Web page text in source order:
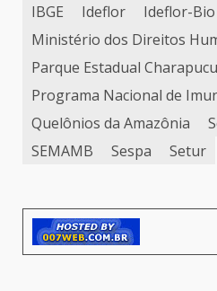
IBGE
Ideflor Ideflor-Bio
Ministério dos Direitos
Parque Estadual Charapucu
Programa Nacional de
Quelônios da Amazônia
SEMAMB
Sespa Setur